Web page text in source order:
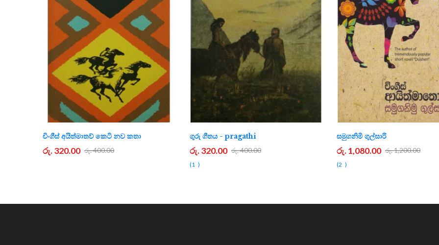
චිංගීස් අයිත්මාතව් කෙටි නව කතා
රු. 320.00 රු. 400.00
ගුරු ගීතය - pragathi
රු. 320.00 රු. 400.00
1
සමුගනිමි ගුල්සාරි
රු. 1,080.00 රු. 1,200.00
2